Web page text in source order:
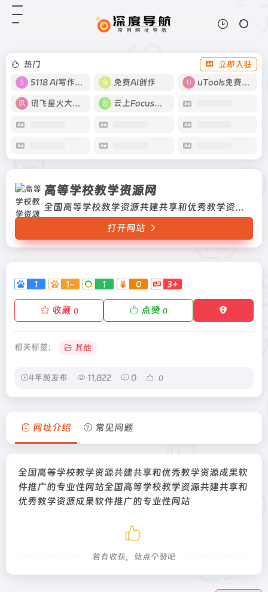
热门
立即入驻
5118 AI写作工具
免费AI创作 uTools免费工具箱
讯飞星火大模型 云上Focus接码
高等学校教学资源网
全国高等学校教学资源共建共享和优秀教学资源成果软件推广的专业性网站全国高等学校教学资源共建共享和优秀教学资源成果软件推广的专业性网站
打开网站
1 1- 1 0 3+
收藏 0 点赞 0
相关标签： 其他
4年前发布 11,822 0 0
高等学校教学资源网
秀教学资源成果软件推广的专业性网
站全国高等学校教学资源共建共享和
网站
网址介绍 常见问题
全国高等学校教学资源共建共享和优秀教学资源成果软
件推广的专业性网站全国高等学校教学资源共建共享和
优秀教学资源成果软件推广的专业性网站
若有收获，就点个赞吧